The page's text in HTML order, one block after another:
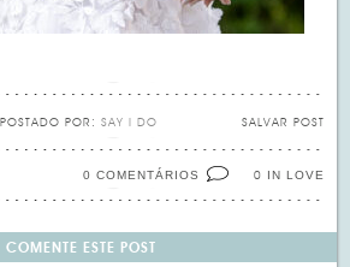
SALVAR POST
POSTADO POR: SAY I DO
0 IN LOVE
0 COMENTÁRIOS
COMENTE ESTE POST